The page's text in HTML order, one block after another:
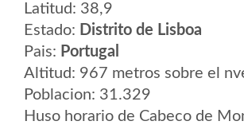
Latitud: 38,9
Estado: Distrito de Lisboa
Pais: Portugal
Altitud: 967 metros sobre el
Poblacion: 31.329
Huso horario de Cabeco de